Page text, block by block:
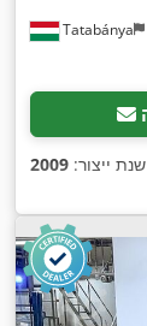
Tatabánya
ייצור: 2009